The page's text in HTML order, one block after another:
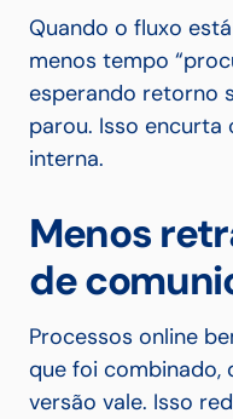
Quando o fluxo
menos tempo
esperando retorno
parou. Isso encurta
interna.
Menos
de
Processos online
que foi combinado,
versão vale. Isso